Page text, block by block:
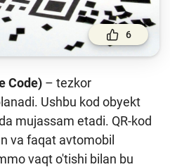
elementlari
uchun onlayn
6
Code) – tezkor
Ushbu kod obyekt
mujassam etadi. QR-kod
va faqat avtomobil
vaqt o'tishi bilan bu